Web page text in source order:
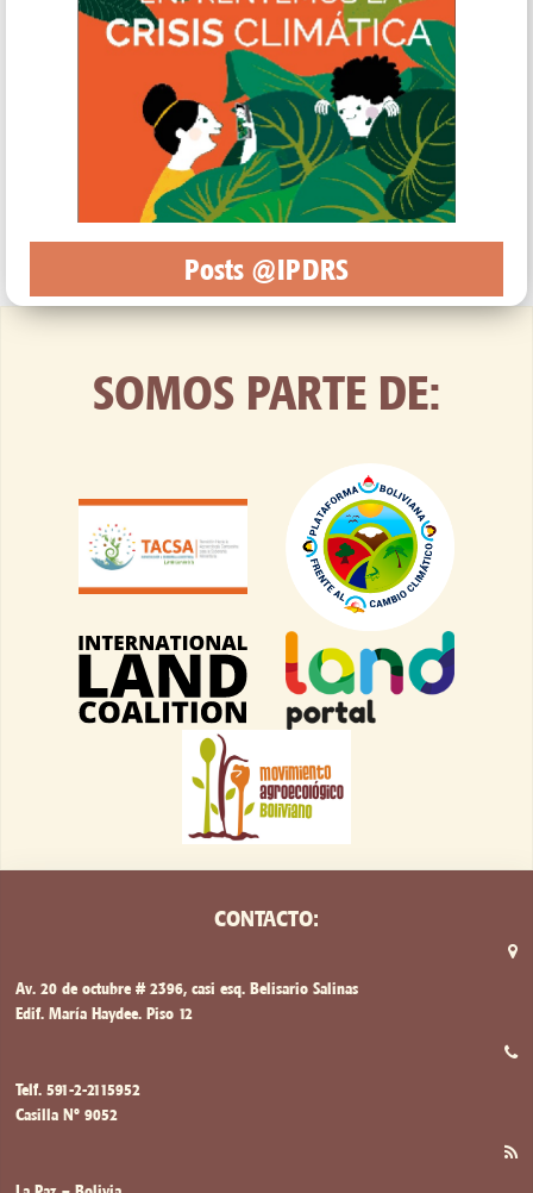
Posts @IPDRS
SOMOS PARTE DE:
CONTACTO:
Av. 20 de octubre # 2396, casi esq. Belisario Salinas
Edif. María Haydee. Piso 12
Telf. 591-2-2115952
Casilla Nº 9052